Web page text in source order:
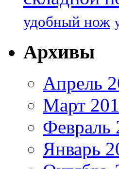
удобный нож
Архивы
Апрель
Март
Февраль
Январь